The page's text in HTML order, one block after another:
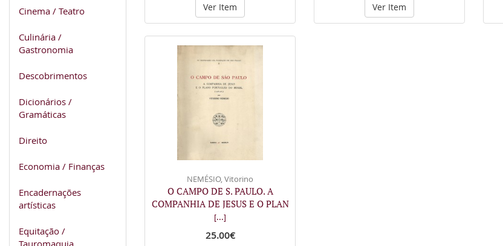
Cinema / Teatro
Culinária /
Gastronomia
Descobrimentos
Dicionários /
Gramáticas
Direito
Economia / Finanças
Encadernações
artísticas
Equitação /
Tauromaquia
Ver Item Ver Item
NEMÉSIO, Vitorino
O CAMPO DE S. PAULO. A
COMPANHIA DE JESUS E O PLAN
[...]
25.00€